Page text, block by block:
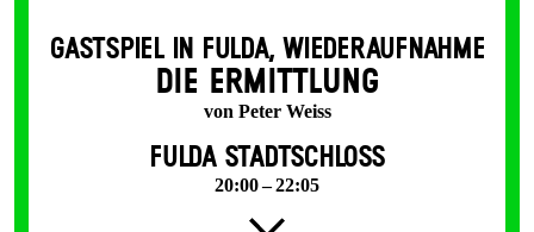
GASTSPIEL IN FULDA,WIEDERAUFNAHME
DIE ERMITTLUNG
von Peter Weiss
FULDA STADTSCHLOSS
20:00 – 22:05